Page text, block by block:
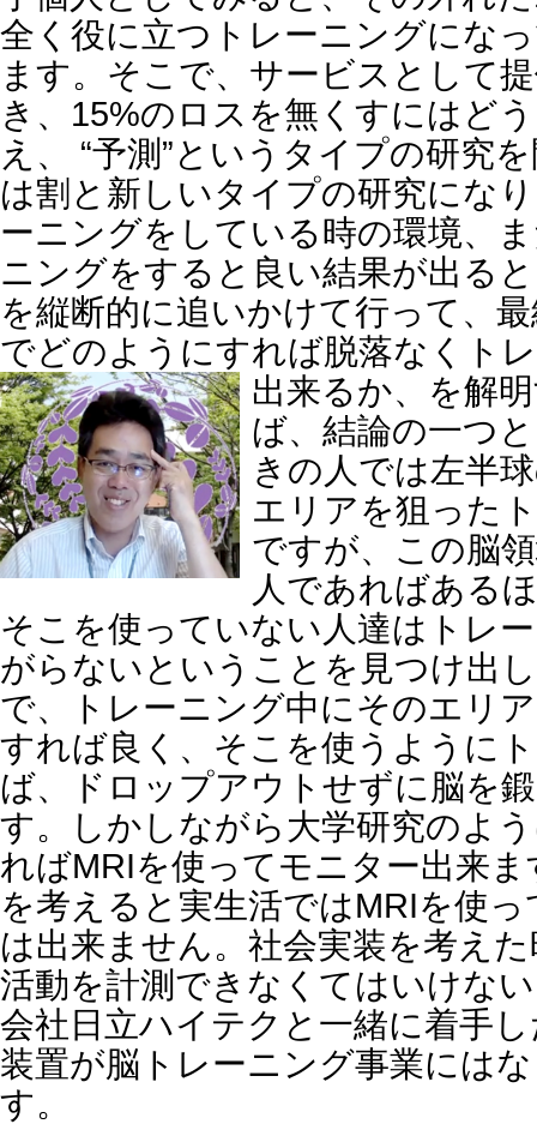
全く役に立つトレーニングにな
ます。そこで、サービスとして
き、15%のロスを無くすにはど
え、 “予測”というタイプの研究
は割と新しいタイプの研究にな
ーニングをしている時の環境、
ニングをすると良い結果が出る
を縦断的に追いかけて行って、
でどのようにすれば脱落なくト
出来るか、を解
ば、結論の一つ
きの人では左半
エリアを狙った
ですが、この脳
人であればある
そこを使っていない人達はトレ
がらないということを見つけ出
で、トレーニング中にそのエリ
すれば良く、そこを使うように
ば、ドロップアウトせずに脳を
す。しかしながら大学研究のよ
ればMRIを使ってモニター出来
を考えると実生活ではMRIを使
は出来ません。社会実装を考え
活動を計測できなくてはいけな
会社日立ハイテクと一緒に着手
装置が脳トレーニング事業には
す。